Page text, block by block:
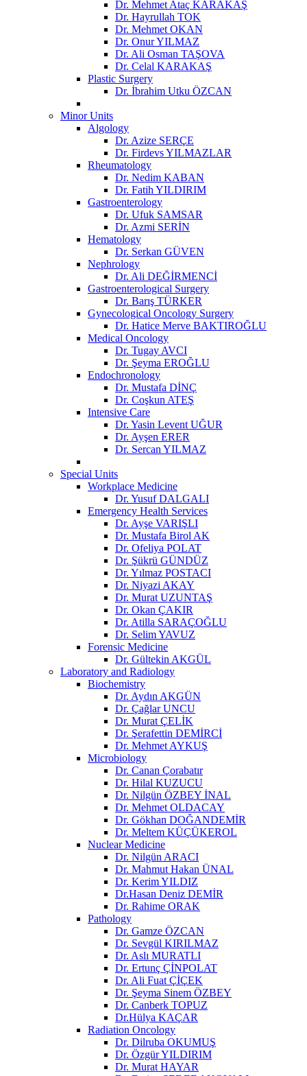
Dr. Mehmet Ataç KARAKAŞ
Dr. Hayrullah TOK
Dr. Mehmet OKAN
Dr. Onur YILMAZ
Dr. Ali Osman TAŞOVA
Dr. Celal KARAKAŞ
Plastic Surgery
Dr. İbrahim Utku ÖZCAN
Minor Units
Algology
Dr. Azize SERÇE
Dr. Firdevs YILMAZLAR
Rheumatology
Dr. Nedim KABAN
Dr. Fatih YILDIRIM
Gastroenterology
Dr. Ufuk SAMSAR
Dr. Azmi SERİN
Hematology
Dr. Serkan GÜVEN
Nephrology
Dr. Ali DEĞİRMENCİ
Gastroenterological Surgery
Dr. Barış TÜRKER
Gynecological Oncology Surgery
Dr. Hatice Merve BAKTIROĞLU
Medical Oncology
Dr. Tugay AVCI
Dr. Şeyma EROĞLU
Endochronology
Dr. Mustafa DİNÇ
Dr. Coşkun ATEŞ
Intensive Care
Dr. Yasin Levent UĞUR
Dr. Ayşen ERER
Dr. Sercan YILMAZ
Special Units
Workplace Medicine
Dr. Yusuf DALGALI
Emergency Health Services
Dr. Ayşe VARIŞLI
Dr. Mustafa Birol AK
Dr. Ofeliya POLAT
Dr. Şükrü GÜNDÜZ
Dr. Yılmaz POSTACI
Dr. Niyazi AKAY
Dr. Murat UZUNTAŞ
Dr. Okan ÇAKIR
Dr. Atilla SARAÇOĞLU
Dr. Selim YAVUZ
Forensic Medicine
Dr. Gültekin AKGÜL
Laboratory and Radiology
Biochemistry
Dr. Aydın AKGÜN
Dr. Çağlar UNCU
Dr. Murat ÇELİK
Dr. Şerafettin DEMİRCİ
Dr. Mehmet AYKUŞ
Microbiology
Dr. Canan Çorabatır
Dr. Hilal KUZUCU
Dr. Nilgün ÖZBEY İNAL
Dr. Mehmet OLDACAY
Dr. Gökhan DOĞANDEMİR
Dr. Meltem KÜÇÜKEROL
Nuclear Medicine
Dr. Nilgün ARACI
Dr. Mahmut Hakan ÜNAL
Dr. Kerim YILDIZ
Dr.Hasan Deniz DEMİR
Dr. Rahime ORAK
Pathology
Dr. Gamze ÖZCAN
Dr. Sevgül KIRILMAZ
Dr. Aslı MURATLI
Dr. Ertunç ÇİNPOLAT
Dr. Ali Fuat ÇİÇEK
Dr. Şeyma Sinem ÖZBEY
Dr. Canberk TOPUZ
Dr.Hülya KAÇAR
Radiation Oncology
Dr. Dilruba OKUMUŞ
Dr. Özgür YILDIRIM
Dr. Murat HAYAR